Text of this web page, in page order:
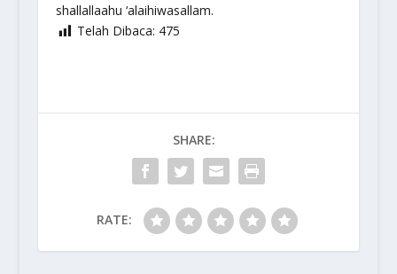
shallallaahu ‘alaihiwasallam.
Telah Dibaca: 475
SHARE:
RATE: